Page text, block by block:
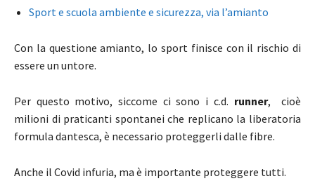
Sport e scuola ambiente e sicurezza, via l’amianto
Con la questione amianto, lo sport finisce con il rischio di
essere un untore.
Per questo motivo, siccome ci sono i c.d. runner, cioè
milioni di praticanti spontanei che replicano la liberatoria
formula dantesca, è necessario proteggerli dalle fibre.
Anche il Covid infuria, ma è importante proteggere tutti.